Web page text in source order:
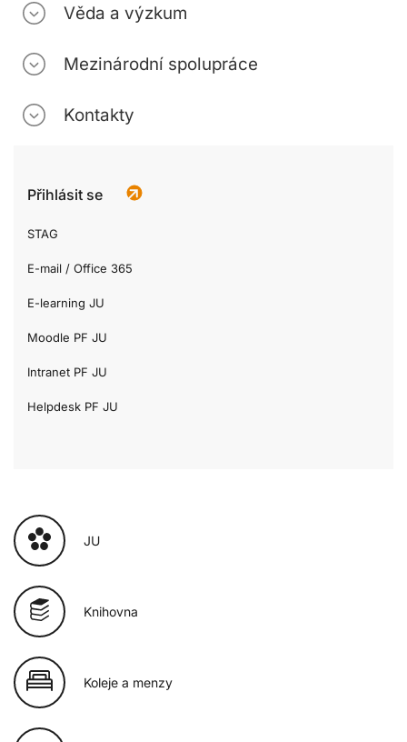
Věda a výzkum
Mezinárodní spolupráce
Kontakty
Přihlásit se
STAG
E-mail / Office 365
E-learning JU
Moodle PF JU
Intranet PF JU
Helpdesk PF JU
JU
Knihovna
Koleje a menzy